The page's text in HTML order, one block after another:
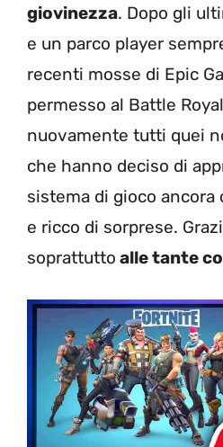
giovinezza. Dopo gli
e un parco player
recenti mosse di Epic
permesso al Battle
nuovamente tutti quei
che hanno deciso di
sistema di gioco
e ricco di sorprese.
soprattutto alle tante